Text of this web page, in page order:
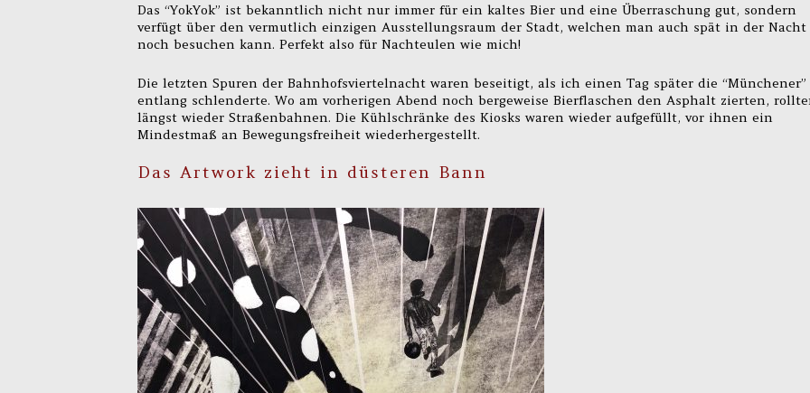
Das “YokYok” ist bekanntlich nicht nur immer für ein kaltes Bier und eine Überraschung gut, sondern
verfügt über den vermutlich einzigen Ausstellungsraum der Stadt, welchen man auch spät in der Nacht
noch besuchen kann. Perfekt also für Nachteulen wie mich!
Die letzten Spuren der Bahnhofsviertelnacht waren beseitigt, als ich einen Tag später die “Münchener”
entlang schlenderte. Wo am vorherigen Abend noch bergeweise Bierflaschen den Asphalt zierten,
längst wieder Straßenbahnen. Die Kühlschränke des Kiosks waren wieder aufgefüllt, vor ihnen ein
Mindestmaß an Bewegungsfreiheit wiederhergestellt.
Das Artwork zieht in düsteren Bann